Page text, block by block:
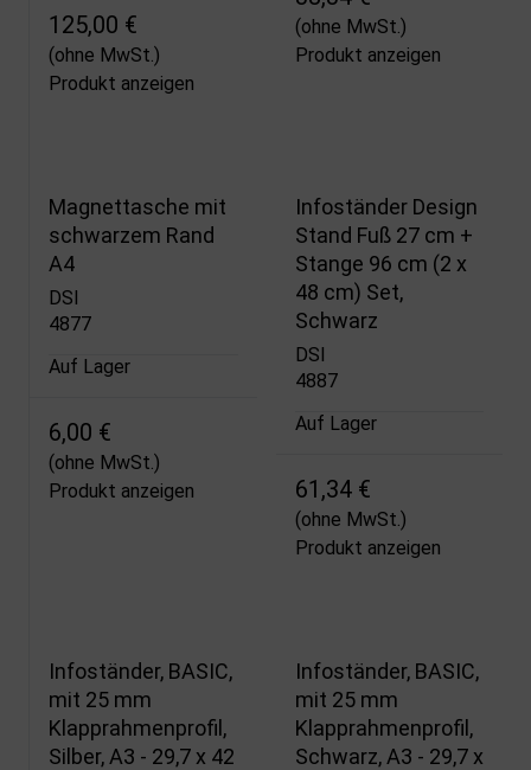
125,00 €
(ohne MwSt.)
Produkt anzeigen
(ohne MwSt.)
Produkt anzeigen
Magnettasche mit
schwarzem Rand
A4
DSI
4877
Auf Lager
6,00 €
(ohne MwSt.)
Produkt anzeigen
Infoständer Design
Stand Fuß 27 cm +
Stange 96 cm (2 x
48 cm) Set,
Schwarz
DSI
4887
Auf Lager
61,34 €
(ohne MwSt.)
Produkt anzeigen
Infoständer, BASIC,
mit 25 mm
Klapprahmenprofil,
Silber, A3 - 29,7 x 42
Infoständer, BASIC,
mit 25 mm
Klapprahmenprofil,
Schwarz, A3 - 29,7 x